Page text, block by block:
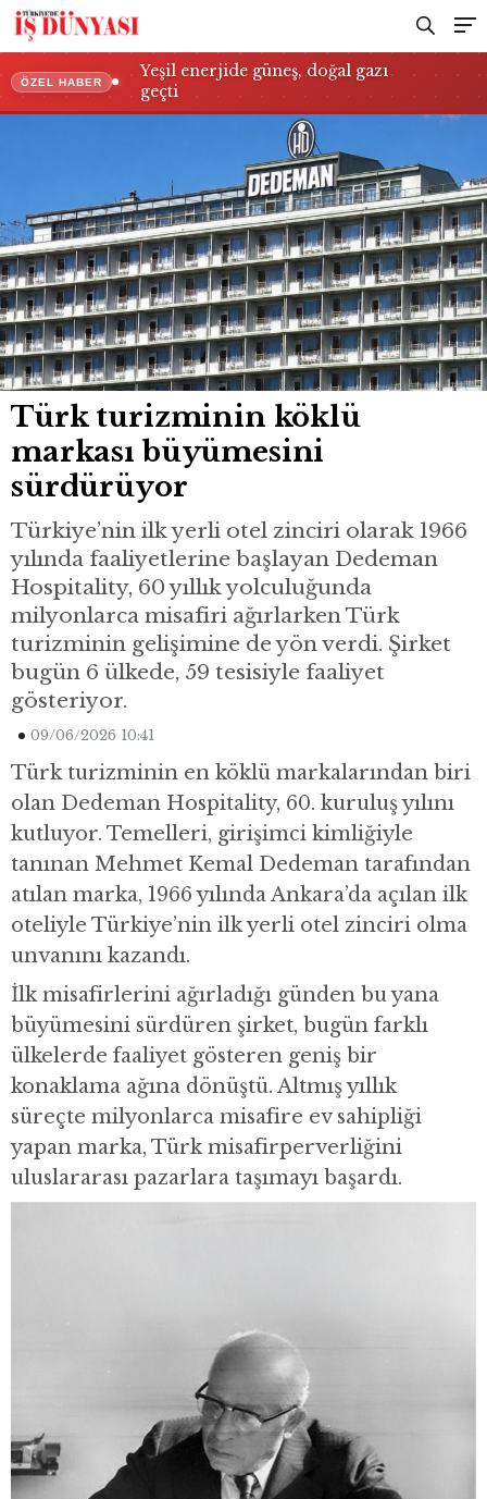
ÖZEL HABER
Yeşil enerjide güneş, doğal gazı
geçti
Türk turizminin köklü
markası büyümesini
sürdürüyor
Türkiye’nin ilk yerli otel zinciri olarak 1966
yılında faaliyetlerine başlayan Dedeman
Hospitality, 60 yıllık yolculuğunda
milyonlarca misafiri ağırlarken Türk
turizminin gelişimine de yön verdi. Şirket
bugün 6 ülkede, 59 tesisiyle faaliyet
gösteriyor.
09/06/2026 10:41
Türk turizminin en köklü markalarından biri
olan Dedeman Hospitality, 60. kuruluş yılını
kutluyor. Temelleri, girişimci kimliğiyle
tanınan Mehmet Kemal Dedeman tarafından
atılan marka, 1966 yılında Ankara’da açılan ilk
oteliyle Türkiye’nin ilk yerli otel zinciri olma
unvanını kazandı.
İlk misafirlerini ağırladığı günden bu yana
büyümesini sürdüren şirket, bugün farklı
ülkelerde faaliyet gösteren geniş bir
konaklama ağına dönüştü. Altmış yıllık
süreçte milyonlarca misafire ev sahipliği
yapan marka, Türk misafirperverliğini
uluslararası pazarlara taşımayı başardı.